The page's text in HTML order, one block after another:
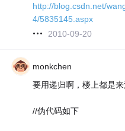
http://blog.csdn.net/
4/5835145.aspx
2010-09-20
monkchen
要用递归啊，楼上都是
//伪代码如下